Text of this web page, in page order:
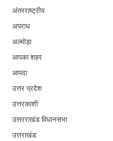
अंतरराष्ट्रीय
अपराध
अल्मोड़ा
आपका शहर
आपदा
उत्तर प्रदेश
उत्तरकाशी
उत्तरराखंड विधानसभा
उत्तराखंड